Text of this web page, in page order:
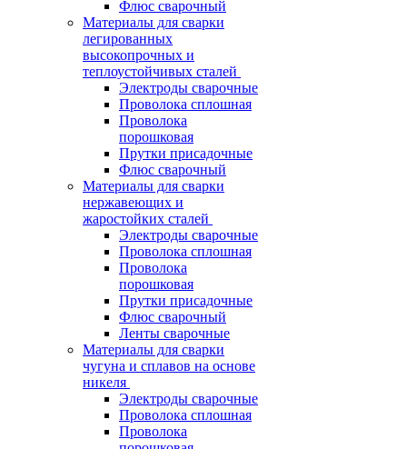
Флюс сварочный
Материалы для сварки
легированных
высокопрочных и
теплоустойчивых сталей
Электроды сварочные
Проволока сплошная
Проволока
порошковая
Прутки присадочные
Флюс сварочный
Материалы для сварки
нержавеющих и
жаростойких сталей
Электроды сварочные
Проволока сплошная
Проволока
порошковая
Прутки присадочные
Флюс сварочный
Ленты сварочные
Материалы для сварки
чугуна и сплавов на основе
никеля
Электроды сварочные
Проволока сплошная
Проволока